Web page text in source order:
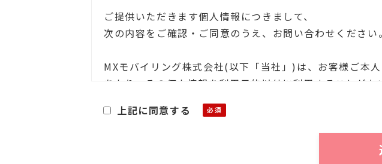
ご提供いただきます個人情報につきまして、
次の内容をご確認・ご同意のうえ、お問い合わせください。
MXモバイリング株式会社(以下「当社」)は、お客様ご本
あたり、その個人情報を利用目的以外に利用することがな
■利用目的
お客様よりご提供いただきました個人情報は、当社にお
・関連する新商品・サービスに関する情報のお知らせのた
上記に同意する